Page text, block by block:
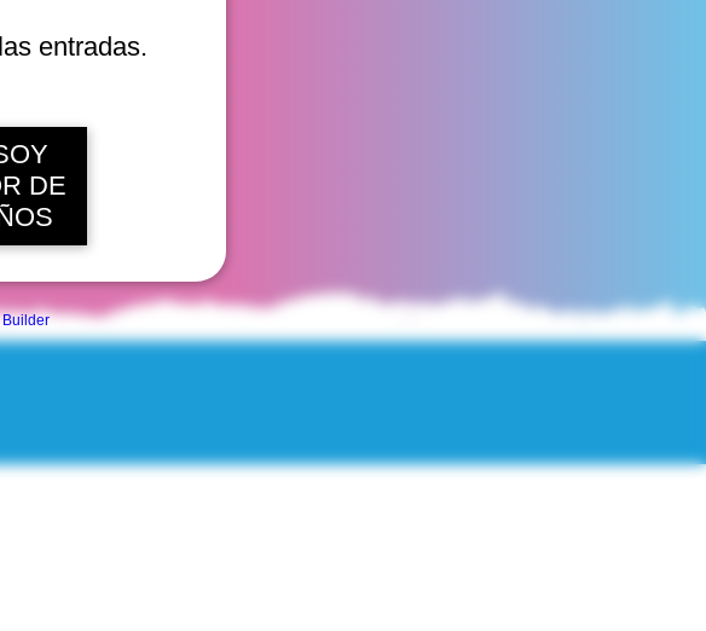
entradas.
DE
Builder
Chile